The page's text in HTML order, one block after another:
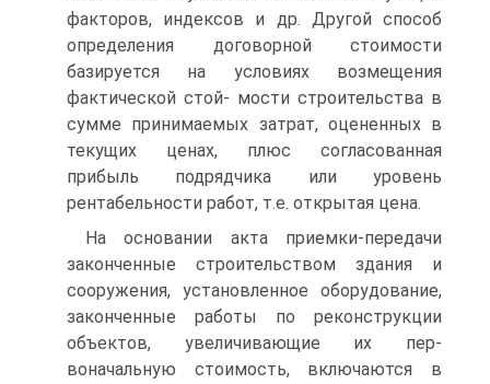
факторов, индексов и др. Другой способ
определения договорной стоимости
базируется на условиях возмещения
фактической стой- мости строительства в
сумме принимаемых затрат, оцененных в
текущих ценах, плюс согласованная
прибыль подрядчика или уро­вень
рентабельности работ, т.е. открытая цена.
На основании акта приемки-передачи
законченные строитель­ством здания и
сооружения, установленное оборудование,
закон­ченные работы по реконструкции
объектов, увеличивающие их пер­
воначальную стоимость, включаются в